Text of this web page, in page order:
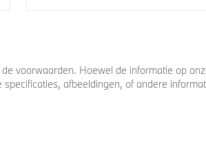
voorwaarden. Hoewel de informatie op
afbeeldingen, of andere